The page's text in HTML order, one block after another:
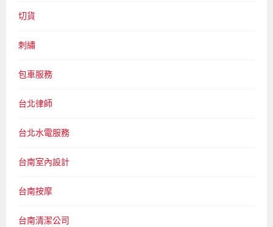
切貨
刺繡
包車服務
台北律師
台北水電服務
台南室內設計
台南按摩
台南清潔公司